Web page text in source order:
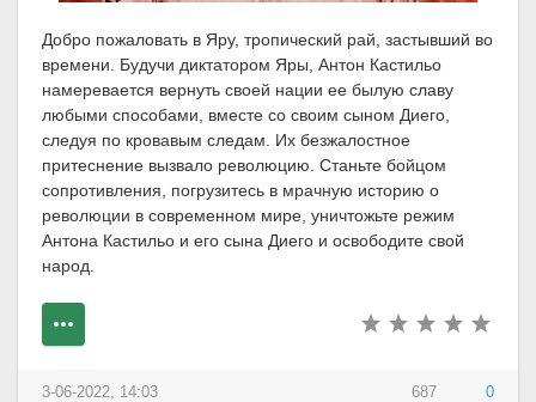
Добро пожаловать в Яру, тропический рай, застывший во
времени. Будучи диктатором Яры, Антон Кастильо
намеревается вернуть своей нации ее былую славу
любыми способами, вместе со своим сыном Диего,
следуя по кровавым следам. Их безжалостное
притеснение вызвало революцию. Станьте бойцом
сопротивления, погрузитесь в мрачную историю о
революции в современном мире, уничтожьте режим
Антона Кастильо и его сына Диего и освободите свой
народ.
687 0
3-06-2022, 14:03